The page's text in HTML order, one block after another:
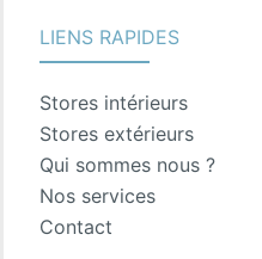
LIENS RAPIDES
Stores intérieurs
Stores extérieurs
Qui sommes nous ?
Nos services
Contact